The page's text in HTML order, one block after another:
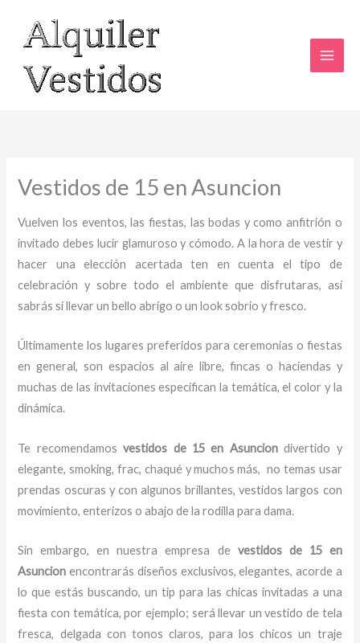
contenido
Vestidos de 15 en Asuncion
Vuelven los eventos, las fiestas, las bodas y como anfitrión o
invitado debes lucir glamuroso y cómodo. A la hora de vestir y
hacer una elección acertada ten en cuenta el tipo de
celebración y sobre todo el ambiente que disfrutaras, así
sabrás si llevar un bello abrigo o un look sobrio y fresco.
Últimamente los lugares preferidos para ceremonias o fiestas
en general, son espacios al aire libre, fincas o haciendas y
muchas de las invitaciones especifican la temática, el color y la
dinámica.
Te recomendamosvestidos de 15 en Asunciondivertido y
elegante, smoking, frac, chaqué y muchos más, no temas usar
prendas oscuras y con algunos brillantes, vestidos largos con
movimiento, enterizos o abajo de la rodilla para dama.
Sin embargo, en nuestra empresa de vestidos de 15en
Asuncionencontrarás diseños exclusivos, elegantes, acorde a
lo que estás buscando, un tip para las chicas invitadas a una
fiesta con temática, por ejemplo; será llevar un vestido de tela
fresca, delgada con tonos claros, para los chicos un traje